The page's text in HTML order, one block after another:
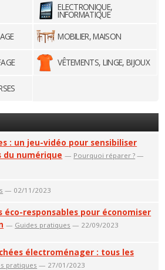
ELECTRONIQUE,
INFORMATIQUE
MOBILIER, MAISON
VÊTEMENTS, LINGE, BIJOUX
: un jeu-vidéo pour sensibiliser
du numérique — Pourquoi réparer ? —
— 02/11/2023
éco-responsables pour économiser
— Guides pratiques — 22/09/2023
électroménager : tous les
pratiques — 27/01/2023